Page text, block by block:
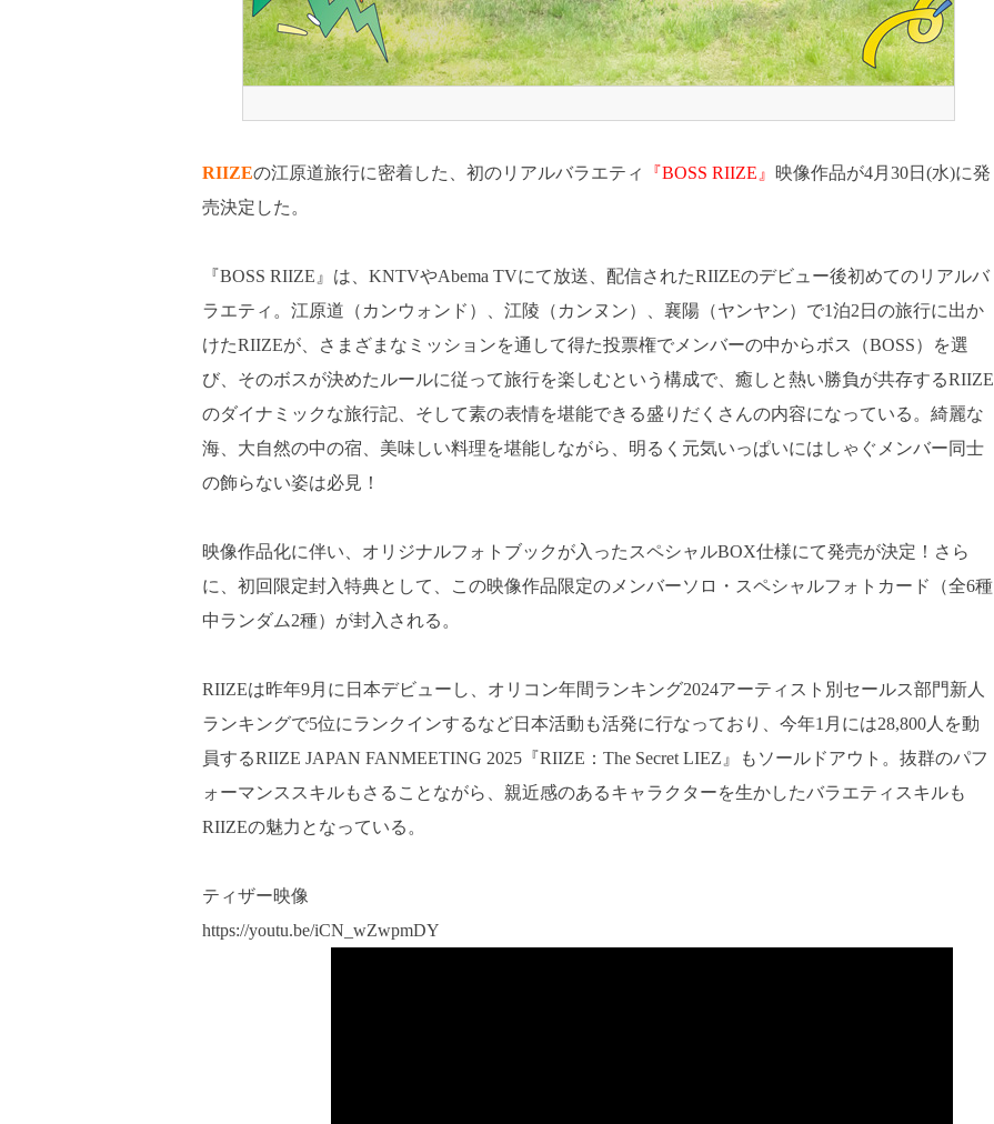
RIIZEの江原道旅行に密着した、初のリアルバラエティ 『BOSS RIIZE』 映像作品が4月30日(水)に発
売決定した。
『BOSS RIIZE』は、KNTVやAbema TVにて放送、配信されたRIIZEのデビュー後初めてのリアルバ
ラエティ。江原道（カンウォンド）、江陵（カンヌン）、襄陽（ヤンヤン）で1泊2日の旅行に出か
けたRIIZEが、さまざまなミッションを通して得た投票権でメンバーの中からボス（BOSS）を選
び、そのボスが決めたルールに従って旅行を楽しむという構成で、癒しと熱い勝負が共存するRIIZE
のダイナミックな旅行記、そして素の表情を堪能できる盛りだくさんの内容になっている。綺麗な
海、大自然の中の宿、美味しい料理を堪能しながら、明るく元気いっぱいにはしゃぐメンバー同士
の飾らない姿は必見！
映像作品化に伴い、オリジナルフォトブックが入ったスペシャルBOX仕様にて発売が決定！さら
に、初回限定封入特典として、この映像作品限定のメンバーソロ・スペシャルフォトカード（全6種
中ランダム2種）が封入される。
RIIZEは昨年9月に日本デビューし、オリコン年間ランキング2024アーティスト別セールス部門新人
ランキングで5位にランクインするなど日本活動も活発に行なっており、今年1月には28,800人を動
員するRIIZE JAPAN FANMEETING 2025『RIIZE：The Secret LIEZ』もソールドアウト。抜群のパフ
ォーマンススキルもさることながら、親近感のあるキャラクターを生かしたバラエティスキルも
RIIZEの魅力となっている。
ティザー映像
https://youtu.be/iCN_wZwpmDY